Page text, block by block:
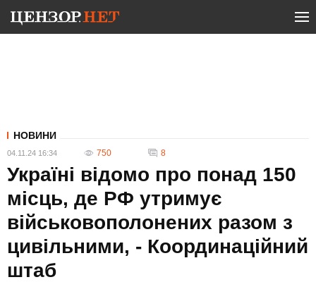
НОВИНИ
04.11.24 16:34 750 8
Україні відомо про понад 150
місць, де РФ утримує
військовополонених разом з
цивільними, - Координаційний
штаб